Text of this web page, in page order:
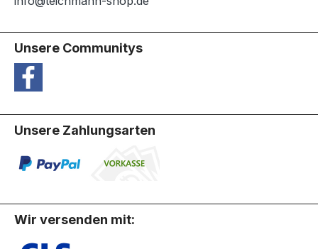
Unsere Communitys
Unsere Zahlungsarten
Wir versenden mit: